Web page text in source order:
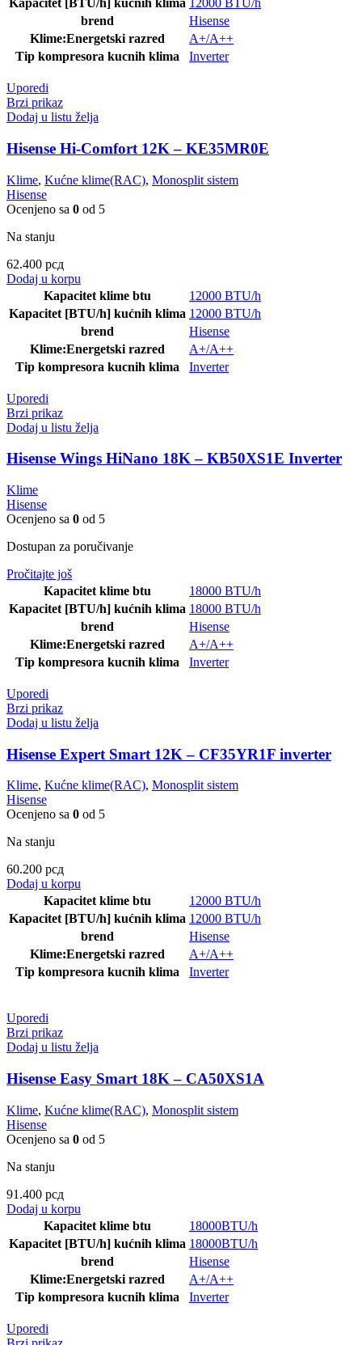
Kapacitet [BTU/h] kućnih klima
12000 BTU/h
brend
Hisense
Klime:Energetski razred
A+/A++
Tip kompresora kucnih klima
Inverter
Uporedi
Brzi prikaz
Dodaj u listu želja
Hisense Hi-Comfort 12K – KE35MR0E
Klime, Kućne klime(RAC), Monosplit sistem
Hisense
Ocenjeno sa 0 od 5
Na stanju
62.400 рсд
Dodaj u korpu
Kapacitet klime btu
12000 BTU/h
Kapacitet [BTU/h] kućnih klima 12000 BTU/h
brend
Hisense
Klime:Energetski razred
A+/A++
Tip kompresora kucnih klima
Inverter
Uporedi
Brzi prikaz
Dodaj u listu želja
Hisense Wings HiNano 18K – KB50XS1E Inverter
Klime
Hisense
Ocenjeno sa 0 od 5
Dostupan za poručivanje
Pročitajte još
Kapacitet klime btu
18000 BTU/h
Kapacitet [BTU/h] kućnih klima 18000 BTU/h
brend
Hisense
Klime:Energetski razred
A+/A++
Tip kompresora kucnih klima
Inverter
Uporedi
Brzi prikaz
Dodaj u listu želja
Hisense Expert Smart 12K – CF35YR1F inverter
Klime, Kućne klime(RAC), Monosplit sistem
Hisense
Ocenjeno sa 0 od 5
Na stanju
60.200 рсд
Dodaj u korpu
Kapacitet klime btu
12000 BTU/h
Kapacitet [BTU/h] kućnih klima 12000 BTU/h
brend
Hisense
Klime:Energetski razred
A+/A++
Tip kompresora kucnih klima
Inverter
Uporedi
Brzi prikaz
Dodaj u listu želja
Hisense Easy Smart 18K – CA50XS1A
Klime, Kućne klime(RAC), Monosplit sistem
Hisense
Ocenjeno sa 0 od 5
Na stanju
91.400 рсд
Dodaj u korpu
Kapacitet klime btu
18000BTU/h
Kapacitet [BTU/h] kućnih klima 18000BTU/h
brend
Hisense
Klime:Energetski razred
A+/A++
Tip kompresora kucnih klima
Inverter
Uporedi